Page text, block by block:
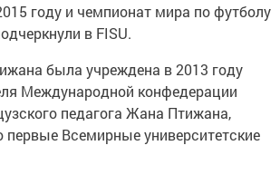
году и чемпионат мира по футболу
в FISU.
была учреждена в 2013 году
Международной конфедерации
педагога Жана Птижана,
первые Всемирные университетские